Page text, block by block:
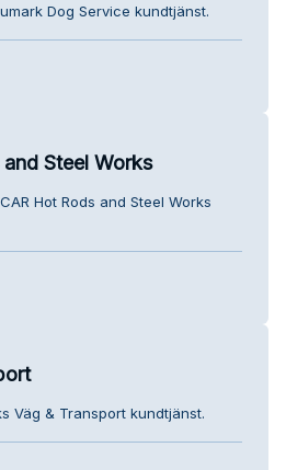
Dog Service kundtjänst.
Steel Works
Hot Rods and Steel Works
Väg & Transport kundtjänst.